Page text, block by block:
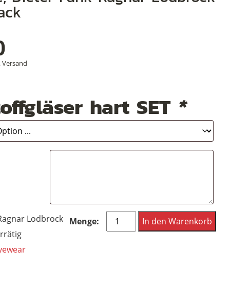
Versand
hart SET *
Lodbrock
Funk
Brille,
In den Warenkorb